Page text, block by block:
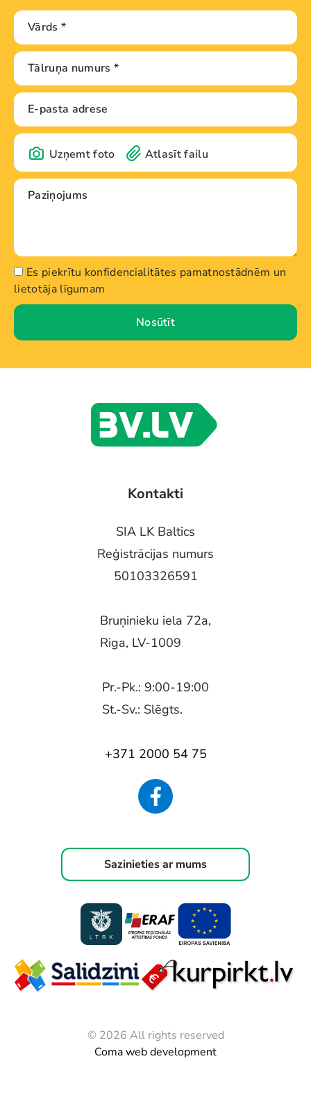
Uzņemt foto Atlasīt failu
Es piekrītu konfidencialitātes pamatnostādnēm un
lietotāja līgumam
Nosūtīt
Kontakti
SIA LK Baltics
Reģistrācijas numurs
50103326591
Bruņinieku iela 72a,
Riga, LV-1009
Pr.-Pk.: 9:00-19:00
St.-Sv.: Slēgts.
+371 2000 54 75
Sazinieties ar mums
© 2026 All rights reserved
Coma web development